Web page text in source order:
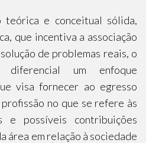
teórica e conceitual sólida,
que incentiva a associação
de problemas reais, o
diferencial um enfoque
visa fornecer ao egresso
no que se refere às
e possíveis contribuições
área em relação à sociedade